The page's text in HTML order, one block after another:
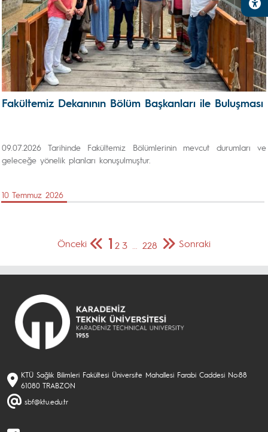
Fakültemiz Dekanının Bölüm Başkanları ile Buluşması
09.07.2026 Tarihinde Fakültemiz Bölümlerinin mevcut durumları ve
geleceğe yönelik planları konuşulmuştur.
10 Temmuz 2026
Önceki 1 23 228 Sonraki
KTÜ Sağlık Bilimleri Fakültesi Üniversite Mahallesi Farabi Caddesi No:88
61080 TRABZON
sbf@ktu.edu.tr